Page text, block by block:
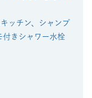
ッチン、シャンプ
付きシャワー水栓